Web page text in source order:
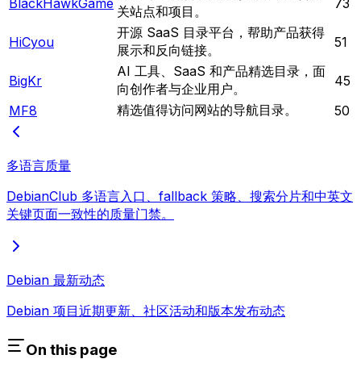
BlackHawkGame 关站点和项目。
73
HiCyou
开源 SaaS 目录平台，帮助产品获得
展示和反向链接。
51
BigKr
AI 工具、SaaS 和产品精选目录，面
向创作者与企业用户。
45
MF8
精选值得访问网站的导航目录。 50
多语言质量
DebianClub 多语言入口、fallback 策略、搜索分片和中英文
关键页面一致性的质量门禁。
Debian 最新动态
Debian 项目近期更新、社区活动和版本发布动态
On this page